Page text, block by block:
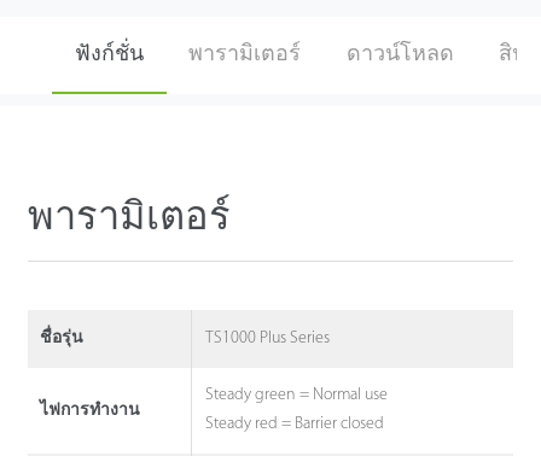
ฟังก์ชั่น พารามิเตอร์ ดาวน์โหลด สิน
พารามิเตอร์
ชื่อรุ่น TS1000 Plus Series
ไฟการทำงาน
Steady green = Normal use
Steady red = Barrier closed